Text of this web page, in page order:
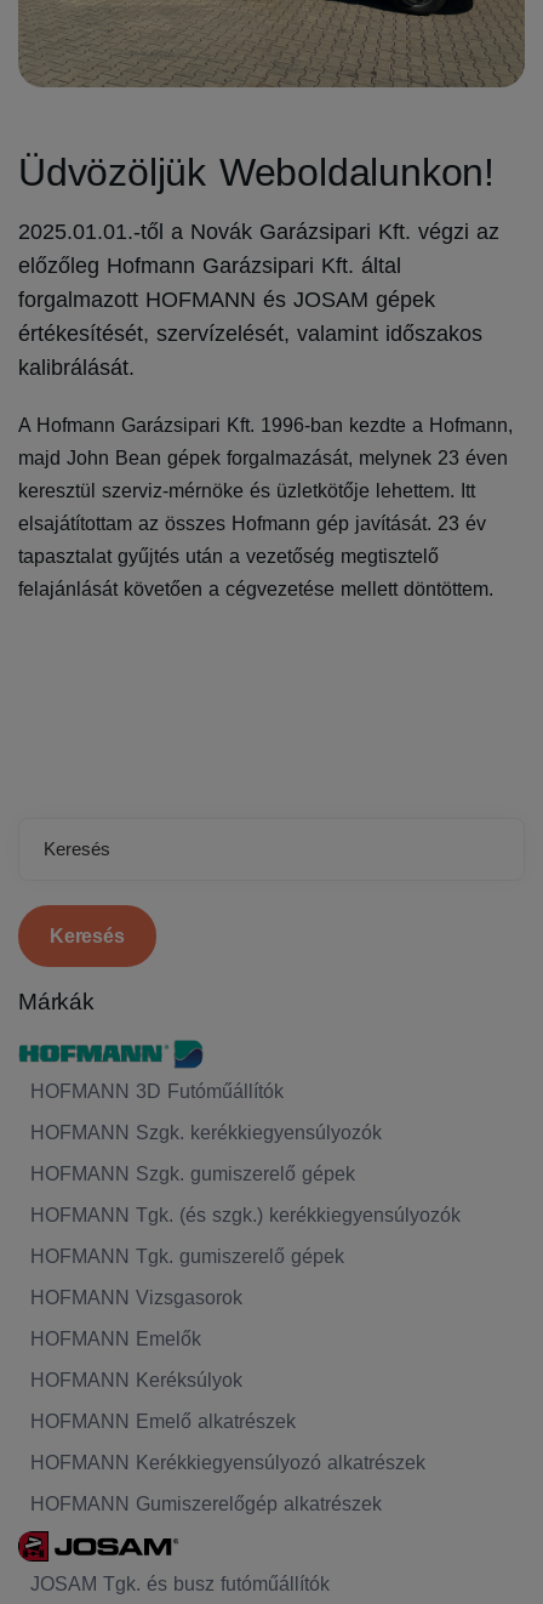
Üdvözöljük Weboldalunkon!
2025.01.01.-től a Novák Garázsipari Kft. végzi az
előzőleg Hofmann Garázsipari Kft. által
forgalmazott HOFMANN és JOSAM gépek
értékesítését, szervízelését, valamint időszakos
kalibrálását.
A Hofmann Garázsipari Kft. 1996-ban kezdte a Hofmann,
majd John Bean gépek forgalmazását, melynek 23 éven
keresztül szerviz-mérnöke és üzletkötője lehettem. Itt
elsajátítottam az összes Hofmann gép javítását. 23 év
tapasztalat gyűjtés után a vezetőség megtisztelő
felajánlását követően a cégvezetése mellett döntöttem.
Keresés
Márkák
HOFMANN 3D Futóműállítók
HOFMANN Szgk. kerékkiegyensúlyozók
HOFMANN Szgk. gumiszerelő gépek
HOFMANN Tgk. (és szgk.) kerékkiegyensúlyozók
HOFMANN Tgk. gumiszerelő gépek
HOFMANN Vizsgasorok
HOFMANN Emelők
HOFMANN Keréksúlyok
HOFMANN Emelő alkatrészek
HOFMANN Kerékkiegyensúlyozó alkatrészek
HOFMANN Gumiszerelőgép alkatrészek
JOSAM Tgk. és busz futóműállítók